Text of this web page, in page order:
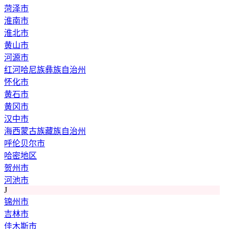
菏泽市
淮南市
淮北市
黄山市
河源市
红河哈尼族彝族自治州
怀化市
黄石市
黄冈市
汉中市
海西蒙古族藏族自治州
呼伦贝尔市
哈密地区
贺州市
河池市
J
锦州市
吉林市
佳木斯市